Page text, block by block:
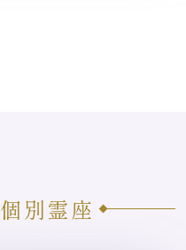
個別霊座